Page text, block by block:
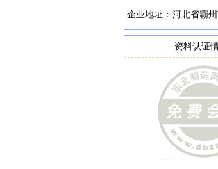
企业地址：河北省霸
资料认证